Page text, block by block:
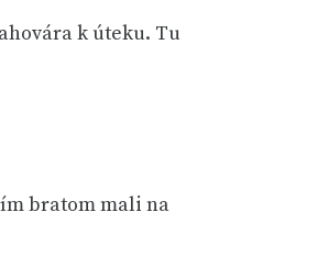
k úteku. Tu
bratom mali na